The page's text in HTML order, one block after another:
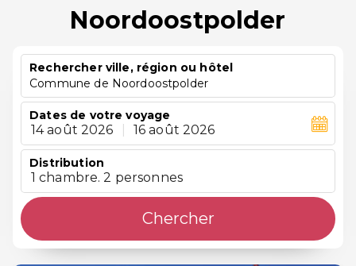
Noordoostpolder
Rechercher ville, région ou hôtel
Commune de Noordoostpolder
Dates de votre voyage
14 août 2026 16 août 2026
Distribution
1 chambre. 2 personnes
Chercher